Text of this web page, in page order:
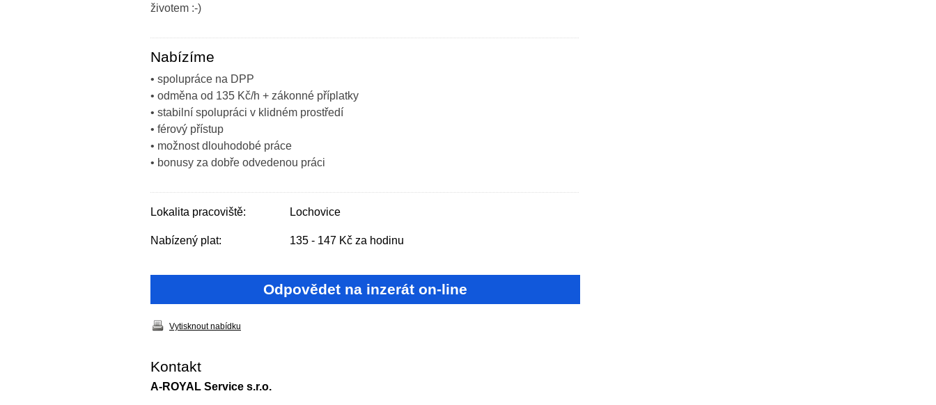
životem :-)
Nabízíme
• spolupráce na DPP
• odměna od 135 Kč/h + zákonné příplatky
• stabilní spolupráci v klidném prostředí
• férový přístup
• možnost dlouhodobé práce
• bonusy za dobře odvedenou práci
Lokalita pracoviště: Lochovice
Nabízený plat: 135 - 147 Kč za hodinu
Odpovědet na inzerát on-line
Vytisknout nabídku
Kontakt
A-ROYAL Service s.r.o.